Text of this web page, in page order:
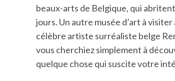
beaux-arts de Belgique, qui
jours. Un autre musée d’art à
célèbre artiste surréaliste belge
vous cherchiez simplement à
quelque chose qui suscite votre